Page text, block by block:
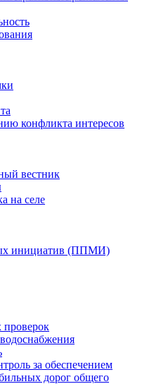
конфликта интересов
вестник
на селе
инициатив (ППМИ)
проверок
за обеспечением
дорог общего